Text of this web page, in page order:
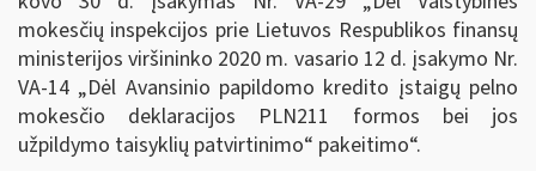
mokesčių inspekcijos prie Lietuvos Respublikos finansų
ministerijos viršininko 2020 m. vasario 12 d. įsakymo Nr.
VA-14 „Dėl Avansinio papildomo kredito įstaigų pelno
mokesčio deklaracijos PLN211 formos bei jos
užpildymo taisyklių patvirtinimo“ pakeitimo“.